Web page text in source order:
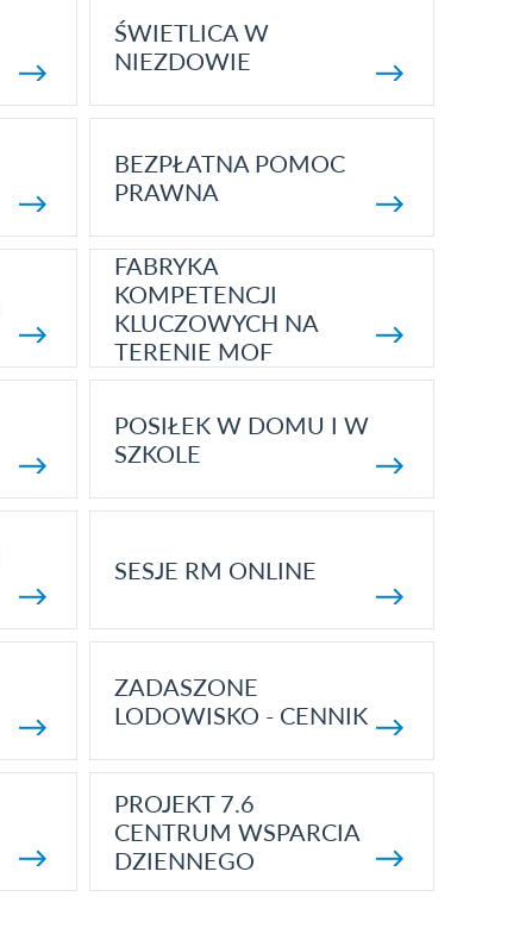
ŚWIETLICA W
NIEZDOWIE
BEZPŁATNA POMOC
PRAWNA
FABRYKA
KOMPETENCJI
KLUCZOWYCH NA
TERENIE MOF
POSIŁEK W DOMU I W
SZKOLE
SESJE RM ONLINE
ZADASZONE
LODOWISKO - CENNIK
PROJEKT 7.6
CENTRUM WSPARCIA
DZIENNEGO